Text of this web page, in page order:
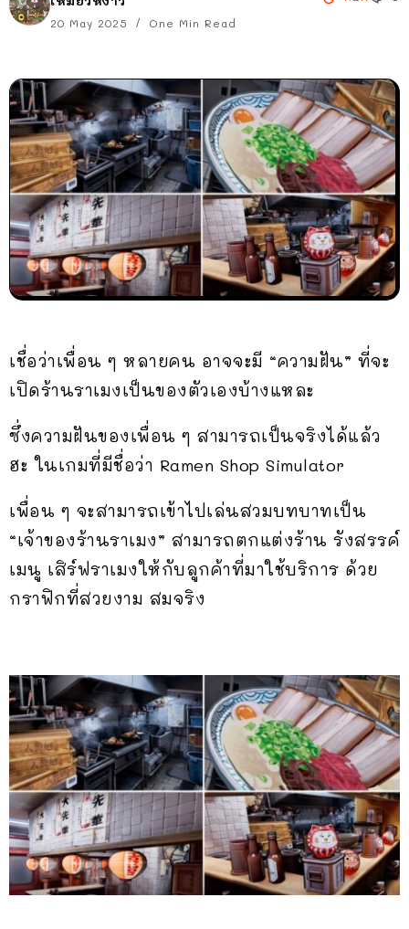
20 May 2025 One Min Read
เชื่อว่าเพื่อน ๆ หลายคน อาจจะมี “ความฝัน” ที่จะ
เปิดร้านราเมงเป็นของตัวเองบ้างแหละ
ซึ่งความฝันของเพื่อน ๆ สามารถเป็นจริงได้แล้ว
ฮะ ในเกมที่มีชื่อว่า Ramen Shop Simulator
เพื่อน ๆ จะสามารถเข้าไปเล่นสวมบทบาทเป็น
“เจ้าของร้านราเมง” สามารถตกแต่งร้าน รังสรรค์
เมนู เสิร์ฟราเมงให้กับลูกค้าที่มาใช้บริการ ด้วย
กราฟิกที่สวยงาม สมจริง